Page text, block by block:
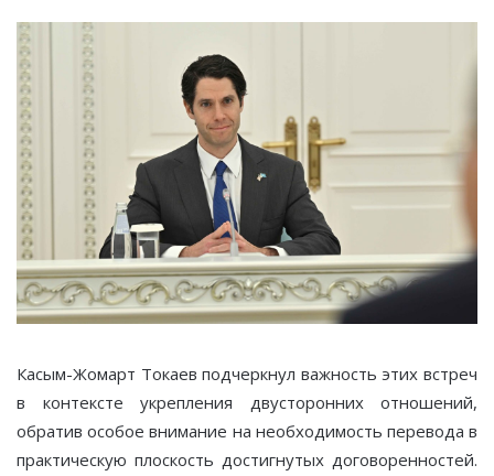
Касым-Жомарт Токаев подчеркнул важность этих встреч
в контексте укрепления двусторонних отношений,
обратив особое внимание на необходимость перевода в
практическую плоскость достигнутых договоренностей.